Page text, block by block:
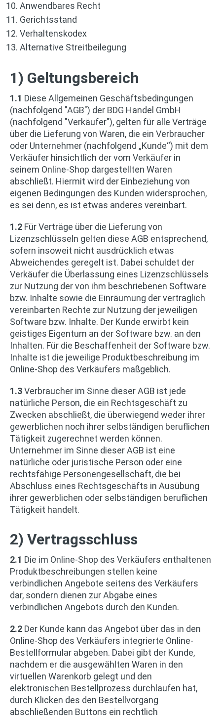
Anwendbares Recht
Gerichtsstand
Verhaltenskodex
Alternative Streitbeilegung
1) Geltungsbereich
1.1 Diese Allgemeinen Geschäftsbedingungen
(nachfolgend "AGB") der BDG Handel GmbH
(nachfolgend "Verkäufer"), gelten für alle Verträge
über die Lieferung von Waren, die ein Verbraucher
oder Unternehmer (nachfolgend „Kunde“) mit dem
Verkäufer hinsichtlich der vom Verkäufer in
seinem Online-Shop dargestellten Waren
abschließt. Hiermit wird der Einbeziehung von
eigenen Bedingungen des Kunden widersprochen,
es sei denn, es ist etwas anderes vereinbart.
1.2 Für Verträge über die Lieferung von
Lizenzschlüsseln gelten diese AGB entsprechend,
sofern insoweit nicht ausdrücklich etwas
Abweichendes geregelt ist. Dabei schuldet der
Verkäufer die Überlassung eines Lizenzschlüssels
zur Nutzung der von ihm beschriebenen Software
bzw. Inhalte sowie die Einräumung der vertraglich
vereinbarten Rechte zur Nutzung der jeweiligen
Software bzw. Inhalte. Der Kunde erwirbt kein
geistiges Eigentum an der Software bzw. an den
Inhalten. Für die Beschaffenheit der Software bzw.
Inhalte ist die jeweilige Produktbeschreibung im
Online-Shop des Verkäufers maßgeblich.
1.3Verbraucher im Sinne dieser AGB ist jede
natürliche Person, die ein Rechtsgeschäft zu
Zwecken abschließt, die überwiegend weder ihrer
gewerblichen noch ihrer selbständigen beruflichen
Tätigkeit zugerechnet werden können.
Unternehmer im Sinne dieser AGB ist eine
natürliche oder juristische Person oder eine
rechtsfähige Personengesellschaft, die bei
Abschluss eines Rechtsgeschäfts in Ausübung
ihrer gewerblichen oder selbständigen beruflichen
Tätigkeit handelt.
2) Vertragsschluss
2.1 Die im Online-Shop des Verkäufers enthaltenen
Produktbeschreibungen stellen keine
verbindlichen Angebote seitens des Verkäufers
dar, sondern dienen zur Abgabe eines
verbindlichen Angebots durch den Kunden.
2.2 Der Kunde kann das Angebot über das in den
Online-Shop des Verkäufers integrierte Online-
Bestellformular abgeben. Dabei gibt der Kunde,
nachdem er die ausgewählten Waren in den
virtuellen Warenkorb gelegt und den
elektronischen Bestellprozess durchlaufen hat,
durch Klicken des den Bestellvorgang
abschließenden Buttons ein rechtlich